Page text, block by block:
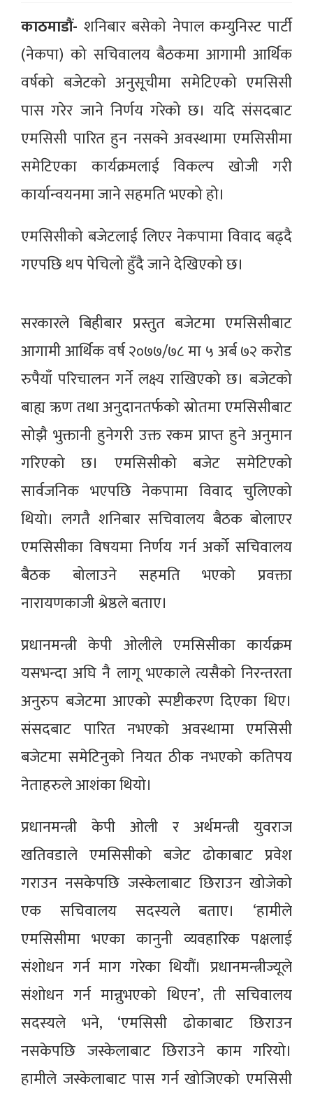
काठमाडौं- शनिबार बसेको नेपाल कम्युनिस्ट पार्टी
(नेकपा) को सचिवालय बैठकमा आगामी आर्थिक
वर्षको बजेटको अनुसूचीमा समेटिएको एमसिसी
पास गरेर जाने निर्णय गरेको छ। यदि संसदबाट
एमसिसी पारित हुन नसक्ने अवस्थामा एमसिसीमा
समेटिएका कार्यक्रमलाई विकल्प खोजी गरी
कार्यान्वयनमा जाने सहमति भएको हो।
एमसिसीको बजेटलाई लिएर नेकपामा विवाद बढ्दै
गएपछि थप पेचिलो हुँदै जाने देखिएको छ।
सरकारले बिहीबार प्रस्तुत बजेटमा एमसिसीबाट
आगामी आर्थिक वर्ष २०७७/७८ मा ५ अर्ब ७२ करोड
रुपैयाँ परिचालन गर्ने लक्ष्य राखिएको छ। बजेटको
बाह्य ऋण तथा अनुदानतर्फको स्रोतमा एमसिसीबाट
सोझै भुक्तानी हुनेगरी उक्त रकम प्राप्त हुने अनुमान
गरिएको छ। एमसिसीको बजेट समेटिएको
सार्वजनिक भएपछि नेकपामा विवाद चुलिएको
थियो। लगतै शनिबार सचिवालय बैठक बोलाएर
एमसिसीका विषयमा निर्णय गर्न अर्को सचिवालय
बैठक बोलाउने सहमति भएको प्रवक्ता
नारायणकाजी श्रेष्ठले बताए।
प्रधानमन्त्री केपी ओलीले एमसिसीका कार्यक्रम
यसभन्दा अघि नै लागू भएकाले त्यसैको निरन्तरता
अनुरुप बजेटमा आएको स्पष्टीकरण दिएका थिए।
संसदबाट पारित नभएको अवस्थामा एमसिसी
बजेटमा समेटिनुको नियत ठीक नभएको कतिपय
नेताहरुले आशंका थियो।
प्रधानमन्त्री केपी ओली र अर्थमन्त्री युवराज
खतिवडाले एमसिसीको बजेट ढोकाबाट प्रवेश
गराउन नसकेपछि जस्केलाबाट छिराउन खोजेको
एक सचिवालय सदस्यले बताए। ‘हामीले
एमसिसीमा भएका कानुनी व्यवहारिक पक्षलाई
संशोधन गर्न माग गरेका थियौं। प्रधानमन्त्रीज्यूले
संशोधन गर्न मान्नुभएको थिएन’, ती सचिवालय
सदस्यले भने, ‘एमसिसी ढोकाबाट छिराउन
नसकेपछि जस्केलाबाट छिराउने काम गरियो।
हामीले जस्केलाबाट पास गर्न खोजिएको एमसिसी